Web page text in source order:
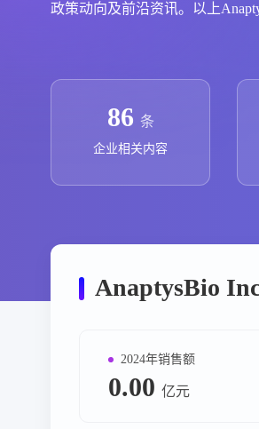
时讯
政策法规
药品生产企业
政策动向及前沿资讯。以上
86 条
企业相关内容
AnaptysBio
2024年销售额
0.00 亿元